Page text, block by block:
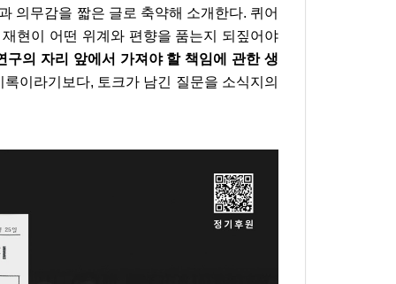
의무감을 짧은 글로 축약해 소개한다. 퀴어
현이 어떤 위계와 편향을 품는지 되짚어야
의 자리 앞에서 가져야 할 책임에 관한 생
이라기보다, 토크가 남긴 질문을 소식지의